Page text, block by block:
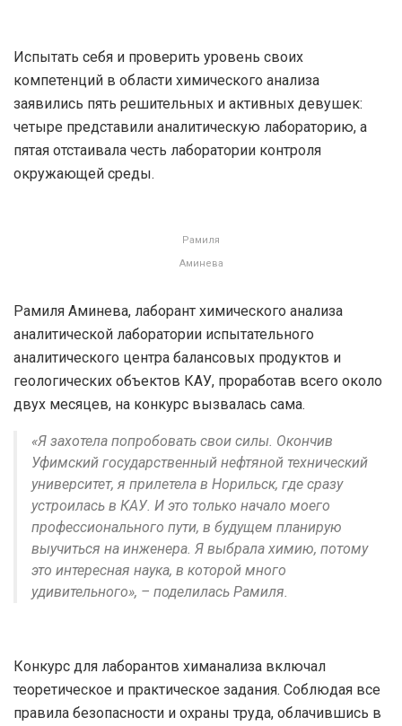
Испытать себя и проверить уровень своих
компетенций в области химического анализа
заявились пять решительных и активных девушек:
четыре представили аналитическую лабораторию, а
пятая отстаивала честь лаборатории контроля
окружающей среды.
Рамиля
Аминева
Рамиля Аминева, лаборант химического анализа
аналитической лаборатории испытательного
аналитического центра балансовых продуктов и
геологических объектов КАУ, проработав всего около
двух месяцев, на конкурс вызвалась сама.
«Я захотела попробовать свои силы. Окончив
Уфимский государственный нефтяной технический
университет, я прилетела в Норильск, где сразу
устроилась в КАУ. И это только начало моего
профессионального пути, в будущем планирую
выучиться на инженера. Я выбрала химию, потому
это интересная наука, в которой много
удивительного», – поделилась Рамиля.
Конкурс для лаборантов химанализа включал
теоретическое и практическое задания. Соблюдая все
правила безопасности и охраны труда, облачившись в